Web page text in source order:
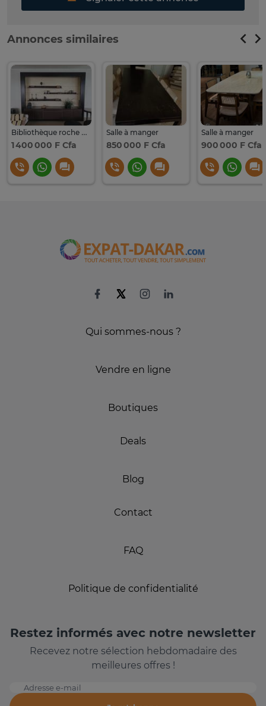
Annonces similaires
Bibliothèque roche bobois
1 400 000 F Cfa
Salle à manger
850 000 F Cfa
Salle à manger
900 000 F Cfa
Qui sommes-nous ?
Vendre en ligne
Boutiques
Deals
Blog
Contact
FAQ
Politique de confidentialité
Restez informés avec notre newsletter
Recevez notre sélection hebdomadaire des
meilleures offres !
Adresse e-mail